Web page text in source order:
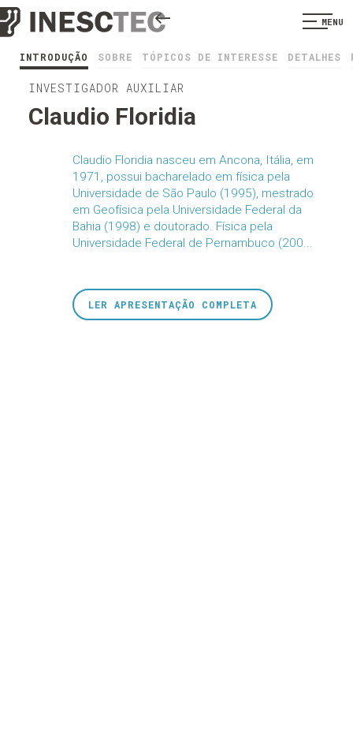
MENU
INTRODUÇÃO SOBRE TÓPICOS DE INTERESSE DETALHES
INVESTIGADOR AUXILIAR
Claudio Floridia
Claudio Floridia nasceu em Ancona, Itália, em
1971, possui bacharelado em física pela
Universidade de São Paulo (1995), mestrado
em Geofísica pela Universidade Federal da
Bahia (1998) e doutorado. Física pela
Universidade Federal de Pernambuco (200...
LER APRESENTAÇÃO COMPLETA